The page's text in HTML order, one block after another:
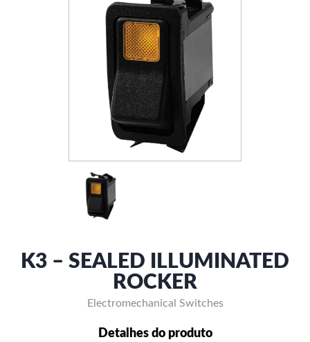
K3 – SEALED ILLUMINATED
ROCKER
Electromechanical Switches
Detalhes do produto